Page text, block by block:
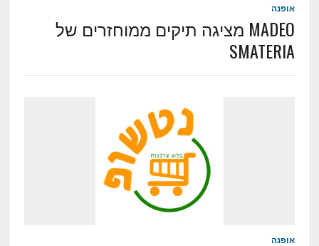
אופנה
MADEO מציגה תיקים ממוחזרים של
SMATERIA
אופנה